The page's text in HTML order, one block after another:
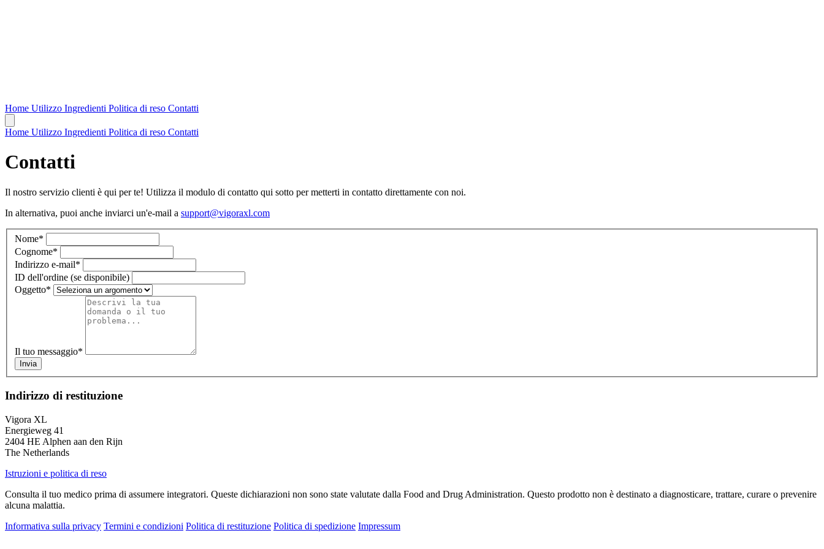
Home Utilizzo Ingredienti Politica di reso Contatti
Home Utilizzo Ingredienti Politica di reso Contatti
Contatti
Il nostro servizio clienti è qui per te! Utilizza il modulo di contatto qui sotto per metterti in contatto direttamente con noi.
In alternativa, puoi anche inviarci un'e-mail a support@vigoraxl.com
Nome*
Cognome*
Indirizzo e-mail*
ID dell'ordine (se disponibile)
Oggetto*
Il tuo messaggio*
Invia
Indirizzo di restituzione
Vigora XL
Energieweg 41
2404 HE Alphen aan den Rijn
The Netherlands
Istruzioni e politica di reso
Consulta il tuo medico prima di assumere integratori. Queste dichiarazioni non sono state valutate dalla Food and Drug Administration. Questo prodotto non è destinato a diagnosticare, trattare, curare o prevenire
alcuna malattia.
Informativa sulla privacy Termini e condizioni Politica di restituzione Politica di spedizione Impressum